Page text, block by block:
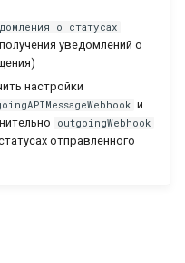
о статусах
уведомлений о
настройки
и
outgoingWebhook
отправленного